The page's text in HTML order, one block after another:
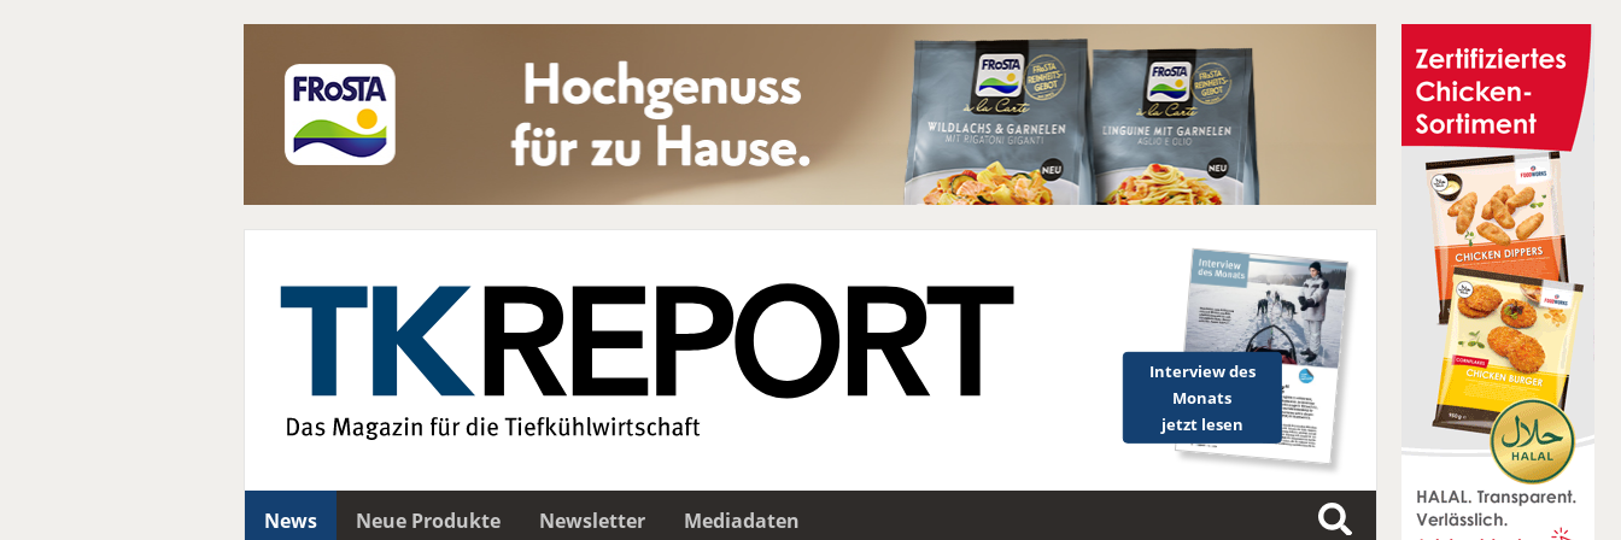
Interview des
Monats
jetzt lesen
News Neue Produkte Newsletter
Mediadaten